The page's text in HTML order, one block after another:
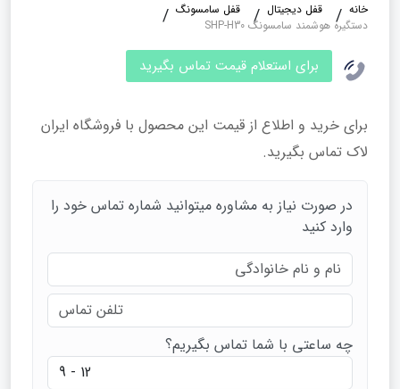
خانه قفل دیجیتال
قفل سامسونگ
دستگیره هوشمند سامسونگ SHP-H30
برای استعلام قیمت تماس بگیرید
برای خرید و اطلاع از قیمت این محصول با فروشگاه ایران
لاک تماس بگیرید.
در صورت نیاز به مشاوره میتوانید شماره تماس خود را
وارد کنید
چه ساعتی با شما تماس بگیریم؟